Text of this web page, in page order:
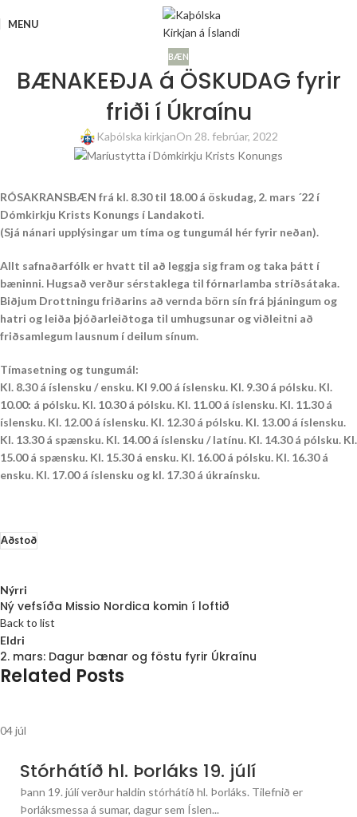
MENU
BÆN
BÆNAKEÐJA á ÖSKUDAG fyrir
friði í Úkraínu
Kaþólska kirkjanOn 28. febrúar, 2022
RÓSAKRANSBÆN frá kl. 8.30 til 18.00 á öskudag, 2. mars ´22 í
Dómkirkju Krists Konungs í Landakoti.
(Sjá nánari upplýsingar um tíma og tungumál hér fyrir neðan).
Allt safnaðarfólk er hvatt til að leggja sig fram og taka þátt í
bæninni. Hugsað verður sérstaklega til fórnarlamba stríðsátaka.
Biðjum Drottningu friðarins að vernda börn sín frá þjáningum og
hatri og leiða þjóðarleiðtoga til umhugsunar og viðleitni að
friðsamlegum lausnum í deilum sínum.
Tímasetning og tungumál:
Kl. 8.30 á íslensku / ensku. Kl 9.00 á íslensku. Kl. 9.30 á pólsku. Kl.
10.00: á pólsku. Kl. 10.30 á pólsku. Kl. 11.00 á íslensku. Kl. 11.30 á
íslensku. Kl. 12.00 á íslensku. Kl. 12.30 á pólsku. Kl. 13.00 á íslensku.
Kl. 13.30 á spænsku. Kl. 14.00 á íslensku / latínu. Kl. 14.30 á pólsku. Kl.
15.00 á spænsku. Kl. 15.30 á ensku. Kl. 16.00 á pólsku. Kl. 16.30 á
ensku. Kl. 17.00 á íslensku og kl. 17.30 á úkraínsku.
Aðstoð
Nýrri
Ný vefsíða Missio Nordica komin í loftið
Back to list
Eldri
2. mars: Dagur bænar og föstu fyrir Úkraínu
Related Posts
04júl
Stórhátíð hl. Þorláks 19. júlí
Þann 19. júlí verður haldin stórhátíð hl. Þorláks. Tilefnið er
Þorláksmessa á sumar, dagur sem Íslen...